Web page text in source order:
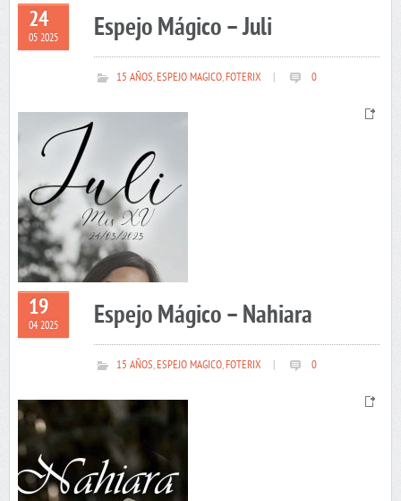
24
05 2025 Espejo Mágico – Juli
15 AÑOS,ESPEJO MAGICO,FOTERIX 0
19
04 2025 Espejo Mágico – Nahiara
15 AÑOS,ESPEJO MAGICO,FOTERIX 0